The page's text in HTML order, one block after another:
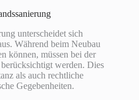
unterscheidet sich
Während beim Neubau
können, müssen bei der
werden. Dies
als auch rechtliche
Gegebenheiten.